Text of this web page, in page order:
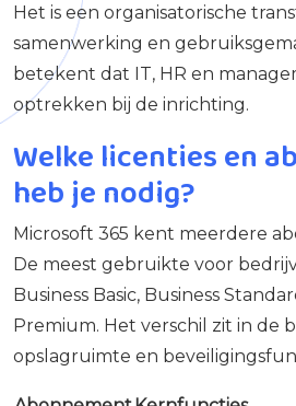
Het is een organisatorische
samenwerking en
betekent dat IT, HR en
optrekken bij de inrichting.
Welke licenties en
heb je nodig?
Microsoft 365 kent meerdere
De meest gebruikte voor
Business Basic, Business
Premium. Het verschil zit in de
opslagruimte en